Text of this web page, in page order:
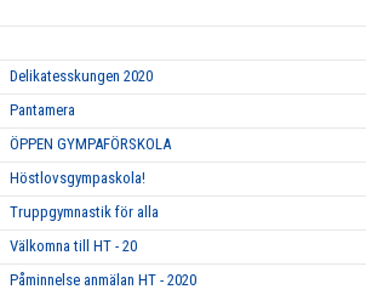
Delikatesskungen 2020
Pantamera
ÖPPEN GYMPAFÖRSKOLA
Höstlovsgympaskola!
Truppgymnastik för alla
Välkomna till HT - 20
Påminnelse anmälan HT - 2020